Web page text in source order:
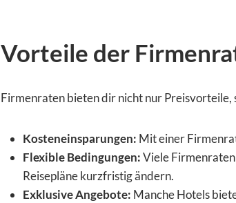
Vorteile der
Firmenraten bieten dir nicht nur Preisvorteile,
Kosteneinsparungen: Mit einer
Flexible Bedingungen:Viele
Reisepläne kurzfristig ändern.
Exklusive Angebote: Manche Hotels